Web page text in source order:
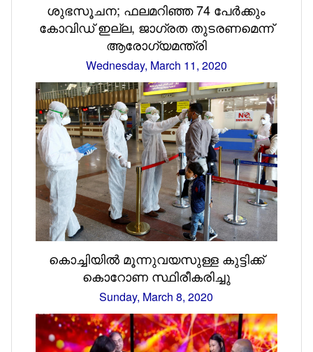
ശുഭസൂചന; ഫലമറിഞ്ഞ 74 പേർക്കും
കോവിഡ് ഇല്ല, ജാഗ്രത തുടരണമെന്ന്
ആരോഗ്യമന്ത്രി
Wednesday, March 11, 2020
കൊച്ചിയില്‍ മൂന്നുവയസുള്ള കുട്ടിക്ക്
കൊറോണ സ്ഥിരീകരിച്ചു
Sunday, March 8, 2020